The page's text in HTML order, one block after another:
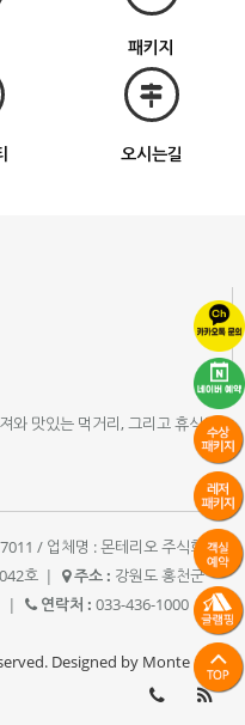
패키지
오시는길
와 맛있는 먹거리, 그리고 휴식이
/ 업체명 : 몬테리오 주식회사
호 | 주소 : 강원도 홍천군
| 연락처 : 033-436-1000
|
Designed by Monte rio.